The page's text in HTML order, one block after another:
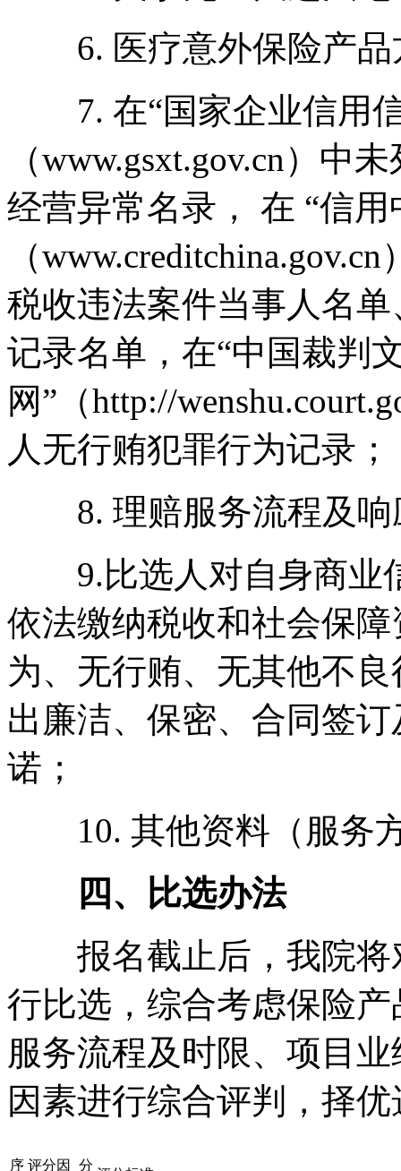
6. 医疗意外保险产品
7. 在“国家企业信用信
（www.gsxt.gov.cn）中
经营异常名录， 在 “信用
（
税收违法案件当事人名
记录名单，在“中国裁判
网”（http://
人无行贿犯罪行为记录
8. 理赔服务流程及响
9.比选人对自身商业
依法缴纳税收和社会保
为、无行贿、无其他不
出廉洁、保密、合同签
诺；
10. 其他资料（服务
四、比选办法
报名截止后，我院将
行比选，综合考虑保险
服务流程及时限、项目
因素进行综合评判，择
序 评分因 分